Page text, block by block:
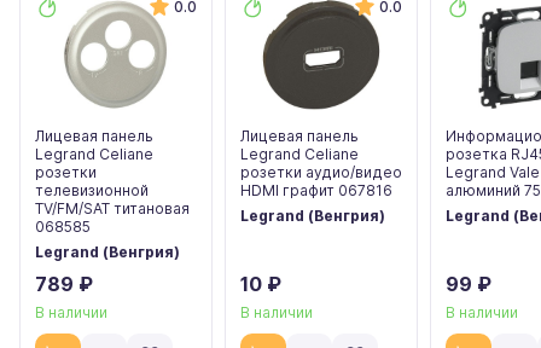
0.0
Лицевая панель
Legrand Celiane
розетки
телевизионной
TV/FM/SAT титановая
068585
Legrand (Венгрия)
789 ₽
В наличии
0.0
Лицевая панель
Legrand Celiane
розетки аудио/видео
HDMI графит 067816
Legrand (Венгрия)
10 ₽
В наличии
розетка
Legrand
алюминий
Legrand
99 ₽
В наличии